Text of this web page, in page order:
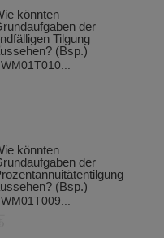
könnten
der
Tilgung
(Bsp.)
könnten
der
(Bsp.)